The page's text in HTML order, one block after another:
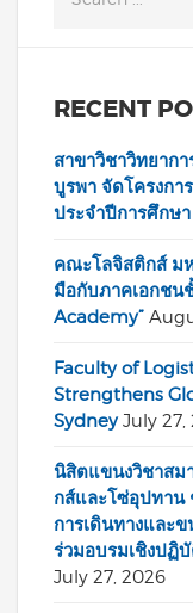
RECENT
สาขาวิชาวิทยาก
บูรพา จัดโครงกา
ประจำปีการศึกษ
คณะโลจิสติกส์ ม
มือกับภาคเอกชน
Academy”
Faculty of
Strengthens
Sydney July 27,
นิสิตแขนงวิชาสม
กส์และโซ่อุปทาน
การเดินทางและ
ร่วมอบรมเชิงปฏิ
July 27, 2026